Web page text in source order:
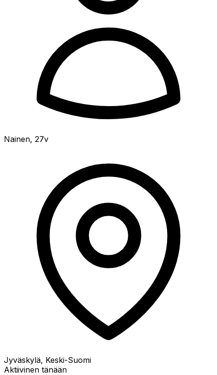
Nainen, 27v
Jyväskylä, Keski-Suomi
Aktiivinen tänään